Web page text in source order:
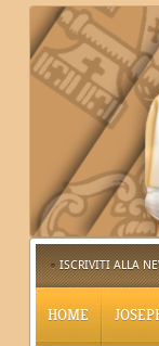
ISCRIVITI ALLA
HOME